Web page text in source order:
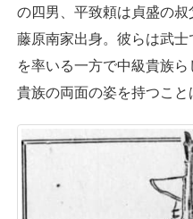
の四男、平致頼は貞盛の
藤原南家出身。彼らは武
を率いる一方で中級貴族
貴族の両面の姿を持つこと